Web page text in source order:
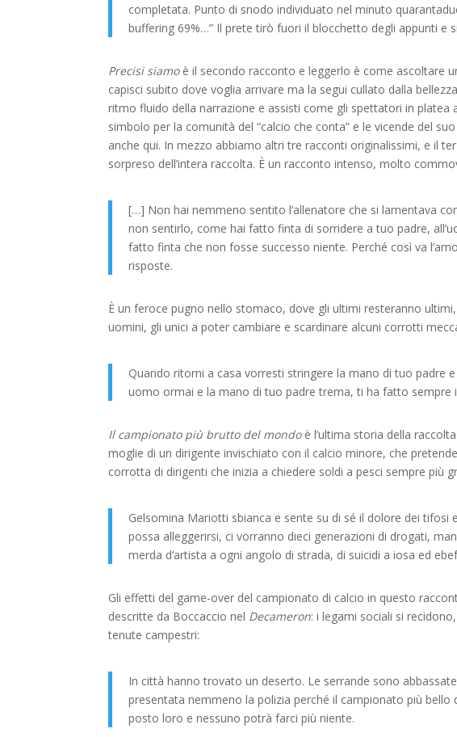
completata. Punto di snodo individuato nel minuto
buffering 69%…” Il prete tirò fuori il blocchetto degli appunti e
Precisi siamoè il secondo racconto e leggerlo è come ascoltare
capisci subito dove voglia arrivare ma la segui cullato dalla
ritmo fluido della narrazione e assisti come gli spettatori in platea
simbolo per la comunità del “calcio che conta” e le vicende del
anche qui. In mezzo abbiamo altri tre racconti originalissimi, e il
sorpreso dell’intera raccolta. È un racconto intenso, molto
[…] Non hai nemmeno sentito l’allenatore che si lamentava
non sentirlo, come hai fatto finta di sorridere a tuo padre,
fatto finta che non fosse successo niente. Perché così va
risposte.
È un feroce pugno nello stomaco, dove gli ultimi resteranno
uomini, gli unici a poter cambiare e scardinare alcuni corrotti
Quando ritorni a casa vorresti stringere la mano di tuo padre
uomo ormai e la mano di tuo padre trema, ti ha fatto sempre
Il campionato più brutto del mondoè l’ultima storia della
moglie di un dirigente invischiato con il calcio minore, che
corrotta di dirigenti che inizia a chiedere soldi a pesci sempre più
Gelsomina Mariotti sbianca e sente su di sé il dolore dei
possa alleggerirsi, ci vorranno dieci generazioni di drogati,
merda d’artista a ogni angolo di strada, di suicidi a iosa ed
Gli effetti del game-over del campionato di calcio in questo
descritte da Boccaccio nel Decameron: i legami sociali si
tenute campestri:
In città hanno trovato un deserto. Le serrande sono
presentata nemmeno la polizia perché il campionato più
posto loro e nessuno potrà farci più niente.